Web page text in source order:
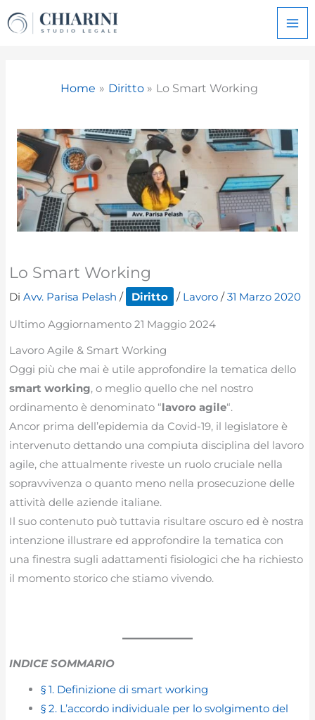
al
Home Diritto Lo Smart Working
Lo Smart Working
DiAvv. Parisa Pelash/ Diritto / Lavoro /31 Marzo 2020
Ultimo Aggiornamento 21 Maggio 2024
Lavoro Agile & Smart Working
Oggi più che mai è utile approfondire la tematica dello
smart working, o meglio quello che nel nostro
ordinamento è denominato “lavoro agile“.
Ancor prima dell’epidemia da Covid-19, il legislatore è
intervenuto dettando una compiuta disciplina del lavoro
agile, che attualmente riveste un ruolo cruciale nella
sopravvivenza o quanto meno nella prosecuzione delle
attività delle aziende italiane.
Il suo contenuto può tuttavia risultare oscuro ed è nostra
intenzione illustrare ed approfondire la tematica con
una finestra sugli adattamenti fisiologici che ha richiesto
il momento storico che stiamo vivendo.
INDICE SOMMARIO
§ 1. Definizione di smart working
§ 2. L’accordo individuale per lo svolgimento del